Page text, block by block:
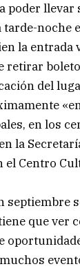
poder llevar
tarde-noche
la entrada
retirar
del
en los
la
el Centro
septiembre
que ver